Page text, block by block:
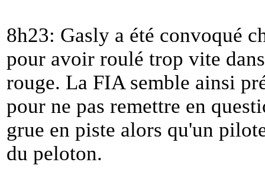
8h23: Gasly a été convoqué
pour avoir roulé trop vite
rouge. La FIA semble ainsi
pour ne pas remettre en
grue en piste alors qu'un
du peloton.